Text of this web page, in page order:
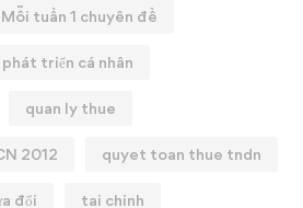
Mỗi tuần 1 chuyên đề
phát triển cá nhân
quan ly thue
2012 quyet toan thue tndn
đổi tai chinh